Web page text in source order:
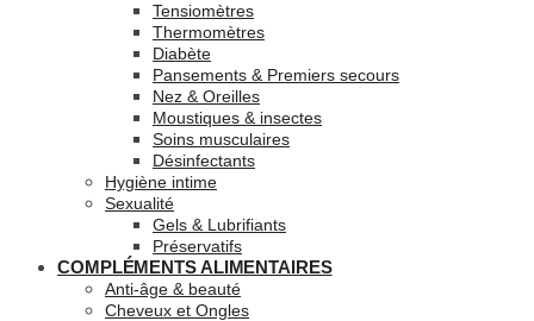
Tensiomètres
Thermomètres
Diabète
Pansements & Premiers secours
Nez & Oreilles
Moustiques & insectes
Soins musculaires
Désinfectants
Hygiène intime
Sexualité
Gels & Lubrifiants
Préservatifs
COMPLÉMENTS ALIMENTAIRES
Anti-âge & beauté
Cheveux et Ongles